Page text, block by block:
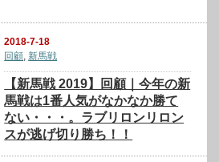
2018-7-18
回顧, 新馬戦
【新馬戦 2019】回顧｜今年の新
馬戦は1番人気がなかなか勝て
ない・・・。ラブリロンリロン
スが逃げ切り勝ち！！